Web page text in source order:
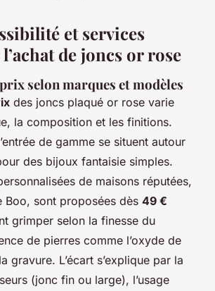
et services
de joncs or rose
selon marques et modèles
des joncs plaqué or rose varie
la composition et les finitions.
de gamme se situent autour
des bijoux fantaisie simples.
de maisons réputées,
Boo, sont proposées dès 49 €
grimper selon la finesse du
de pierres comme l’oxyde de
gravure. L’écart s’explique par la
(jonc fin ou large), l’usage